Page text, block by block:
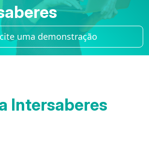
uma demonstração
Intersaberes